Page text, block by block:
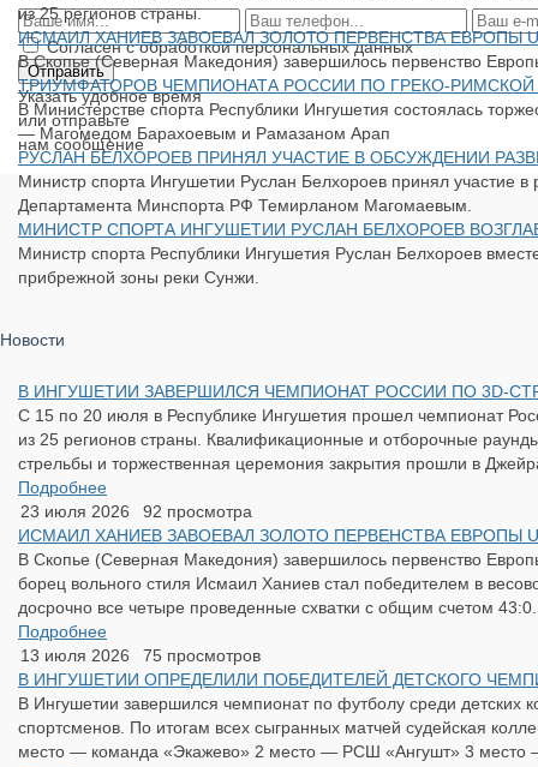
Согласен с обработкой персональных данных
Указать удобное время
или отправьте
нам сообщение
из 25 регионов страны.
​ИСМАИЛ ХАНИЕВ ЗАВОЕВАЛ ЗОЛОТО ПЕРВЕНСТВА ЕВРОПЫ
В Скопье (Северная Македония) завершилось первенство
ТРИУМФАТОРОВ ЧЕМПИОНАТА РОССИИ ПО ГРЕКО-
В Министерстве спорта Республики Ингушетия состоялась
— Магомедом Барахоевым и Рамазаном Арап
​РУСЛАН БЕЛХОРОЕВ ПРИНЯЛ УЧАСТИЕ В ОБСУЖДЕНИИ
Министр спорта Ингушетии Руслан Белхороев принял участие
Департамента Минспорта РФ Темирланом Магомаевым.
​МИНИСТР СПОРТА ИНГУШЕТИИ РУСЛАН БЕЛХОРОЕВ
Министр спорта Республики Ингушетия Руслан Белхороев
прибрежной зоны реки Сунжи.
Новости
​В ИНГУШЕТИИ ЗАВЕРШИЛСЯ ЧЕМПИОНАТ РОССИИ ПО 3D-
С 15 по 20 июля в Республике Ингушетия прошел чемпионат
из 25 регионов страны. Квалификационные и отборочные
стрельбы и торжественная церемония закрытия прошли в
Подробнее
23 июля 2026
92 просмотра
​ИСМАИЛ ХАНИЕВ ЗАВОЕВАЛ ЗОЛОТО ПЕРВЕНСТВА ЕВРОПЫ
В Скопье (Северная Македония) завершилось первенство
борец вольного стиля Исмаил Ханиев стал победителем в
досрочно все четыре проведенные схватки с общим счетом 43:0.
Подробнее
13 июля 2026
75 просмотров
​В ИНГУШЕТИИ ОПРЕДЕЛИЛИ ПОБЕДИТЕЛЕЙ ДЕТСКОГО
В Ингушетии завершился чемпионат по футболу среди детских
спортсменов. По итогам всех сыгранных матчей судейская
место — команда «Экажево» 2 место — РСШ «Ангушт» 3 место